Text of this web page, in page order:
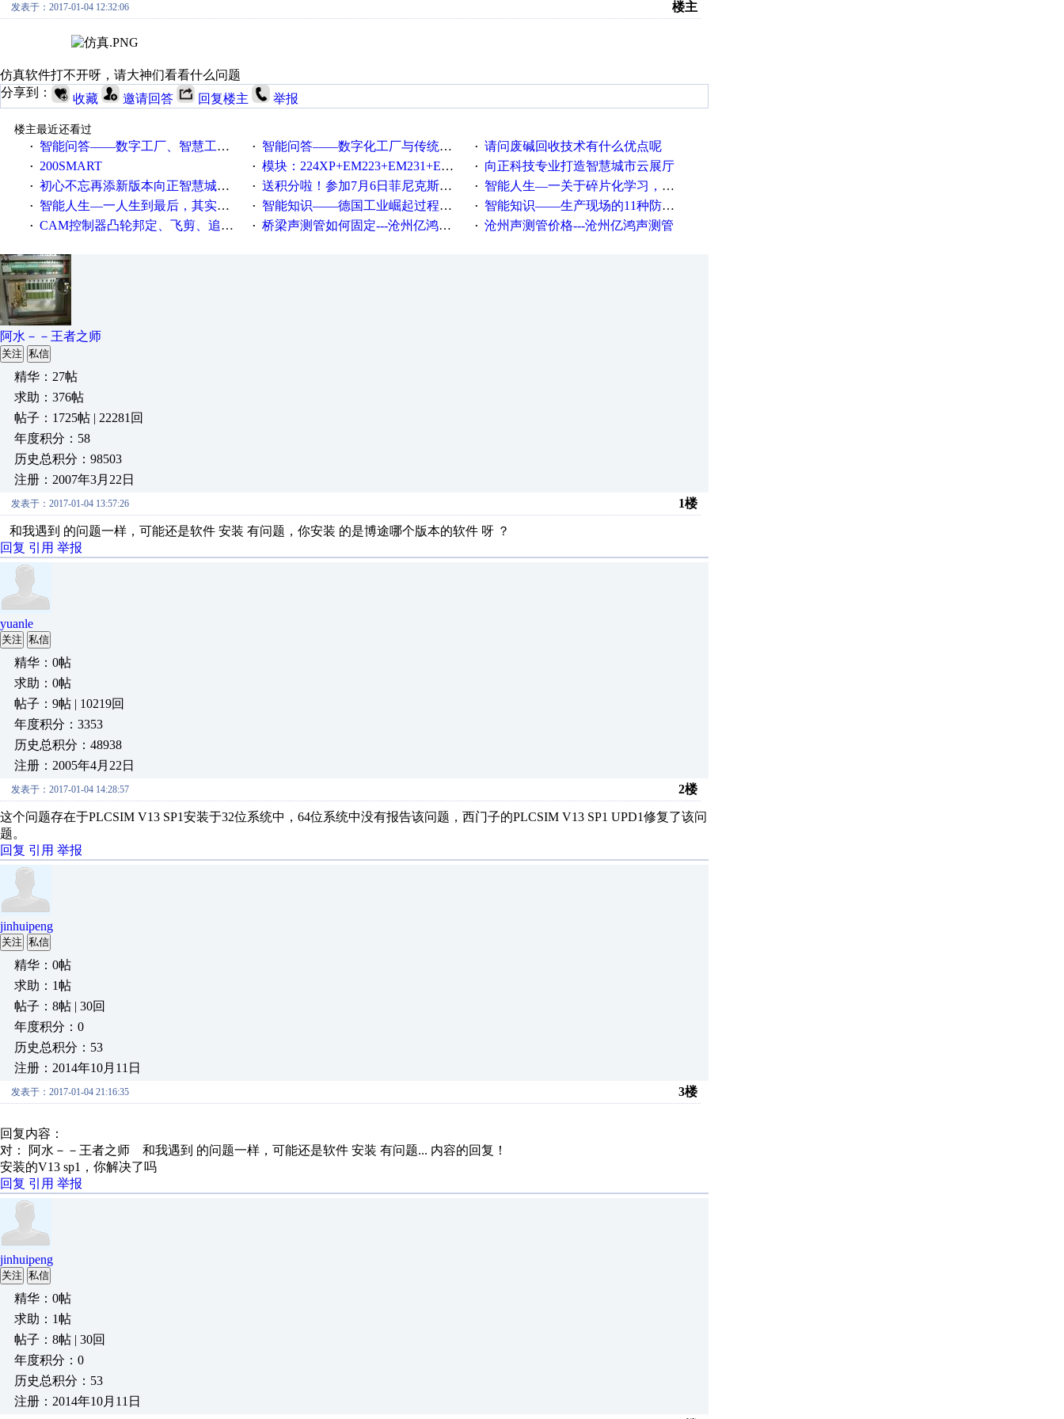
发表于：2017-01-04 12:32:06 楼主
仿真软件打不开呀，请大神们看看什么问题
分享到：
收藏 邀请回答 回复楼主 举报
楼主最近还看过
·
智能问答——数字工厂、智慧工厂和智能制造三者的区别是什么？ · 智能问答——数字化工厂与传统工厂的差别体现在哪里？ · 请问废碱回收技术有什么优点呢
· 200SMART · 模块：224XP+EM223+EM231+EM235+EM232+EM232怎么用以太网通讯？ · 向正科技专业打造智慧城市云展厅
· 初心不忘再添新版本向正智慧城市云展厅3.0版亮相 · 送积分啦！参加7月6日菲尼克斯在线研讨会即得 · 智能人生—一关于碎片化学习，看这一篇就够了！
· 智能人生—一人生到最后，其实拼的都是人品 · 智能知识——德国工业崛起过程中不得不提的10个关键词 · 智能知识——生产现场的11种防错！(1)
· CAM控制器凸轮邦定、飞剪、追剪等C功能块 · 桥梁声测管如何固定---沧州亿鸿声测管 · 沧州声测管价格---沧州亿鸿声测管​
阿水－－王者之师
关注 私信
精华：27帖
求助：376帖
帖子：1725帖 | 22281回
年度积分：58
历史总积分：98503
注册：2007年3月22日
发表于：2017-01-04 13:57:26 1楼
和我遇到 的问题一样，可能还是软件 安装 有问题，你安装 的是博途哪个版本的软件 呀 ？
回复 引用 举报
yuanle
关注 私信
精华：0帖
求助：0帖
帖子：9帖 | 10219回
年度积分：3353
历史总积分：48938
注册：2005年4月22日
发表于：2017-01-04 14:28:57 2楼
这个问题存在于PLCSIM V13 SP1安装于32位系统中，64位系统中没有报告该问题，西门子的PLCSIM V13 SP1 UPD1修复了该问
题。
回复 引用 举报
jinhuipeng
关注 私信
精华：0帖
求助：1帖
帖子：8帖 | 30回
年度积分：0
历史总积分：53
注册：2014年10月11日
发表于：2017-01-04 21:16:35 3楼
回复内容：
对： 阿水－－王者之师
和我遇到 的问题一样，可能还是软件 安装 有问题... 内容的回复！
安装的V13 sp1，你解决了吗
回复 引用 举报
jinhuipeng
关注 私信
精华：0帖
求助：1帖
帖子：8帖 | 30回
年度积分：0
历史总积分：53
注册：2014年10月11日